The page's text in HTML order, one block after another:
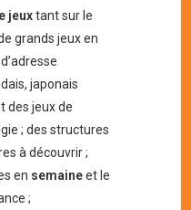
jeuxtant sur le
grands jeux en
japonais
des jeux de
; des structures
à découvrir ;
en semaineet le
;